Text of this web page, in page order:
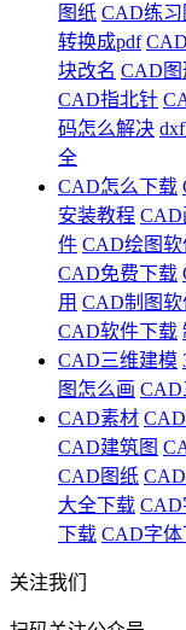
图纸 CAD练习
转换成pdf
块改名 CAD图
CAD指北针
码怎么解决
全
CAD怎么下载
安装教程 CAD
件 CAD绘图
CAD免费下载
用 CAD制图
CAD软件下载
CAD三维建模
图怎么画 CAD
CAD素材
CAD建筑图
CAD图纸
大全下载 CAD
下载 CAD字体
关注我们